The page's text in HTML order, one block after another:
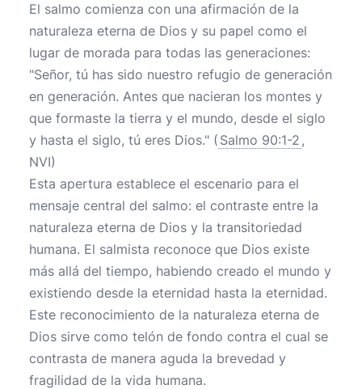
El salmo comienza con una afirmación de la
naturaleza eterna de Dios y su papel como el
lugar de morada para todas las generaciones:
"Señor, tú has sido nuestro refugio de generación
en generación. Antes que nacieran los montes y
que formaste la tierra y el mundo, desde el siglo
y hasta el siglo, tú eres Dios." ( Salmo 90:1-2 ,
NVI)
Esta apertura establece el escenario para el
mensaje central del salmo: el contraste entre la
naturaleza eterna de Dios y la transitoriedad
humana. El salmista reconoce que Dios existe
más allá del tiempo, habiendo creado el mundo y
existiendo desde la eternidad hasta la eternidad.
Este reconocimiento de la naturaleza eterna de
Dios sirve como telón de fondo contra el cual se
contrasta de manera aguda la brevedad y
fragilidad de la vida humana.